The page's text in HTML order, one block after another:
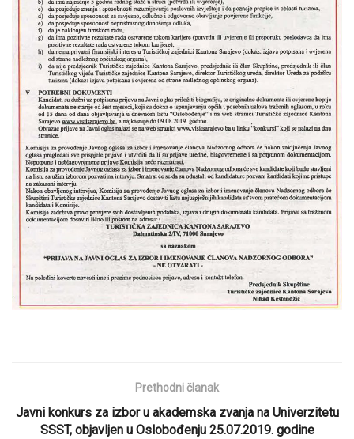
Prethodni članak
Javni konkurs za izbor u akademska zvanja na Univerzitetu
SSST, objavljen u Oslobođenju 25.07.2019. godine